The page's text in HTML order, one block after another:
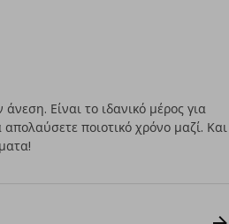
Είναι το ιδανικό μέρος για
ποιοτικό χρόνο μαζί. Και